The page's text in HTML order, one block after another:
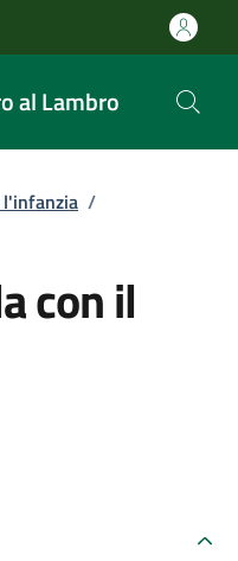
al Lambro
l'infanzia /
con il